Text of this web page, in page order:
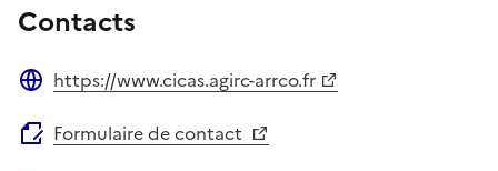
Contacts
https://www.cicas.agirc-arrco.fr
Formulaire de contact